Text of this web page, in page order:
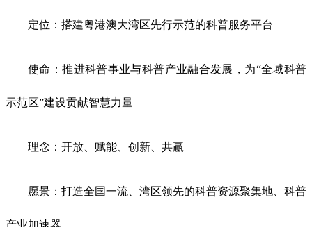
定位：搭建粤港澳大湾区先行示范的科普服务平台
使命：推进科普事业与科普产业融合发展，为“全域科普
示范区”建设贡献智慧力量
理念：开放、赋能、创新、共赢
愿景：打造全国一流、湾区领先的科普资源聚集地、科普
产业加速器